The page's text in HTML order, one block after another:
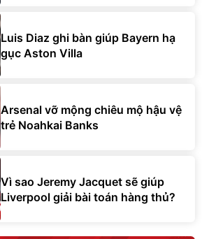
Luis Diaz ghi bàn giúp Bayern hạ
gục Aston Villa
Arsenal vỡ mộng chiêu mộ hậu vệ
trẻ Noahkai Banks
Vì sao Jeremy Jacquet sẽ giúp
Liverpool giải bài toán hàng thủ?